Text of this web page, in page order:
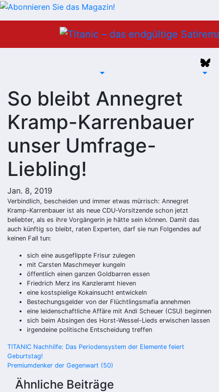
So bleibt Annegret
Kramp-Karrenbauer
unser Umfrage-
Liebling!
Jan. 8, 2019
Verbindlich, bescheiden und immer etwas mürrisch: Annegret
Kramp-Karrenbauer ist als neue CDU-Vorsitzende schon jetzt
beliebter, als es ihre Vorgängerin je hätte sein können. Damit das
auch künftig so bleibt, raten Experten, darf sie nun Folgendes auf
keinen Fall tun:
sich eine ausgeflippte Frisur zulegen
mit Carsten Maschmeyer kungeln
öffentlich einen ganzen Goldbarren essen
Friedrich Merz ins Kanzleramt hieven
eine kostspielige Kokainsucht entwickeln
Bestechungsgelder von der Flüchtlingsmafia annehmen
eine leidenschaftliche Affäre mit Andi Scheuer (CSU) beginnen
sich beim Absingen des Horst-Wessel-Lieds erwischen lassen
irgendeine politische Entscheidung treffen
Beitragsnavigation
TITANIC Nachhilfe: Das Periodensystem der Elemente feiert
Geburtstag!
Premiumdenker der Gegenwart (50)
Ähnliche Beiträge